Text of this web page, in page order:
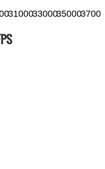
310003300035000